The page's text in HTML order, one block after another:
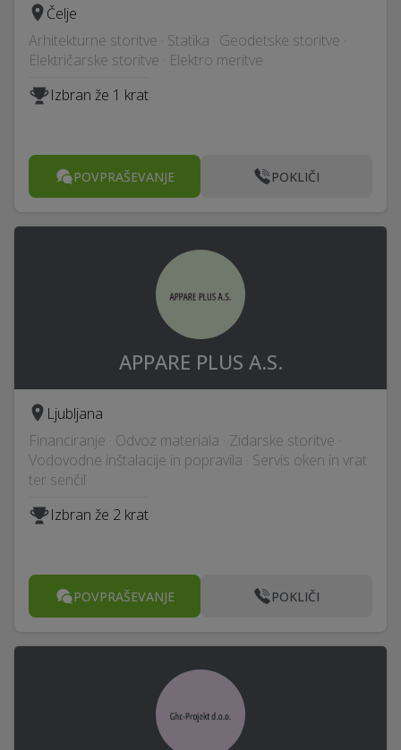
Čelje
Arhitekturne storitve · Statika · Geodetske storitve ·
Električarske storitve · Elektro meritve
Izbran že 1 krat
POVPRAŠEVANJE POKLIČI
APPARE PLUS A.S.
Ljubljana
Financiranje · Odvoz materiala · Zidarske storitve ·
Vodovodne inštalacije in popravila · Servis oken in vrat
ter senčil
Izbran že 2 krat
POVPRAŠEVANJE POKLIČI